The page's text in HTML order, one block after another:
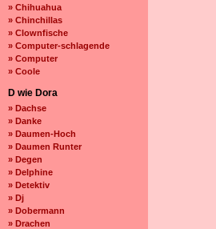
» Chihuahua
» Chinchillas
» Clownfische
» Computer-schlagende
» Computer
» Coole
D wie Dora
» Dachse
» Danke
» Daumen-Hoch
» Daumen Runter
» Degen
» Delphine
» Detektiv
» Dj
» Dobermann
» Drachen